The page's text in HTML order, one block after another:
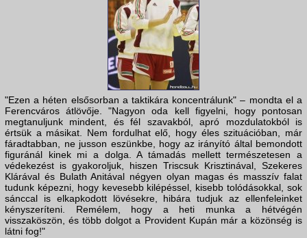
"Ezen a héten elsősorban a taktikára koncentrálunk" – mondta el a
Ferencváros átlövője. "Nagyon oda kell figyelni, hogy pontosan
megtanuljunk mindent, és fél szavakból, apró mozdulatokból is
értsük a másikat. Nem fordulhat elő, hogy éles szituációban, már
fáradtabban, ne jusson eszünkbe, hogy az irányító által bemondott
figuránál kinek mi a dolga. A támadás mellett természetesen a
védekezést is gyakoroljuk, hiszen Triscsuk Krisztinával, Szekeres
Klárával és Bulath Anitával négyen olyan magas és masszív falat
tudunk képezni, hogy kevesebb kilépéssel, kisebb tolódásokkal, sok
sánccal is elkapkodott lövésekre, hibára tudjuk az ellenfeleinket
kényszeríteni. Remélem, hogy a heti munka a hétvégén
visszaköszön, és több dolgot a Provident Kupán már a közönség is
látni fog!"